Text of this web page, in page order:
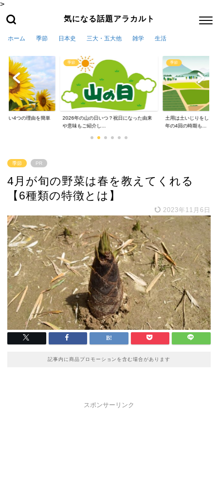
>
気になる話題アラカルト
ホーム 季節 日本史 三大・五大他 雑学 生活
ない4つの理由を簡単
季節
2026年の山の日いつ？祝日になった由来
や意味もご紹介し...
季節
土用は土いじりをして
年の4回の時期も...
季節 PR
4月が旬の野菜は春を教えてくれる
【6種類の特徴とは】
2023年11月6日
記事内に商品プロモーションを含む場合があります
スポンサーリンク